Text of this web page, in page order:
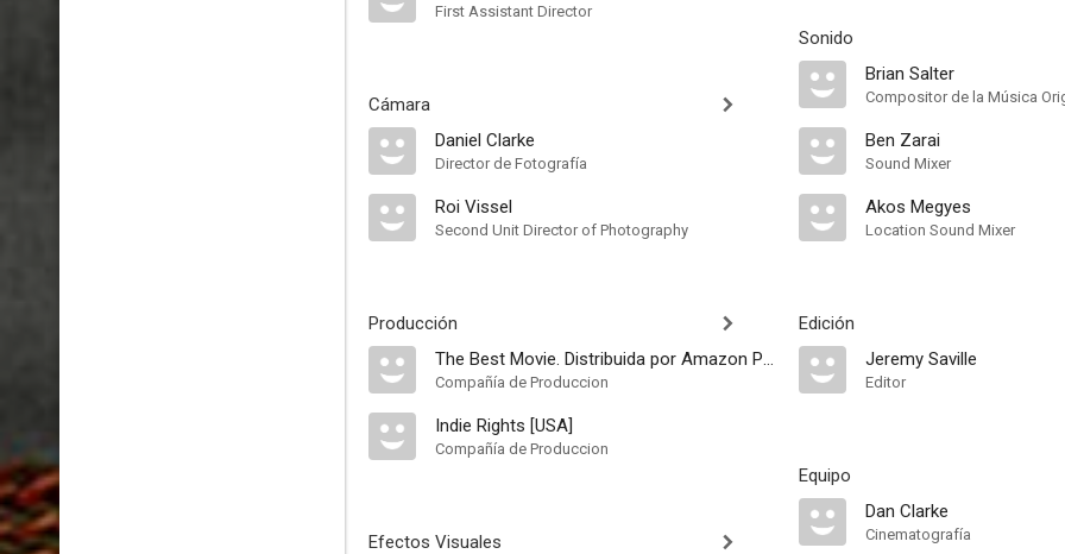
First Assistant Director
Cámara
Daniel Clarke
Director de Fotografía
Roi Vissel
Second Unit Director of Photography
Producción
The Best Movie. Distribuida por Amazon Prime Video [USA]
Compañía de Produccion
Indie Rights [USA]
Compañía de Produccion
Efectos Visuales
Sonido
Brian Salter
Compositor de la Música
Ben Zarai
Sound Mixer
Akos Megyes
Location Sound Mixer
Edición
Jeremy Saville
Editor
Equipo
Dan Clarke
Cinematografía